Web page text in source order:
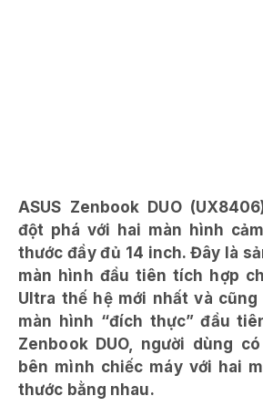
ASUS Zenbook DUO
đột phá với hai màn hình
thước đầy đủ 14 inch. Đây là
màn hình đầu tiên tích hợp
Ultra thế hệ mới nhất và
màn hình “đích thực” đầu
Zenbook DUO, người dùng
bên mình chiếc máy với hai
thước bằng nhau.